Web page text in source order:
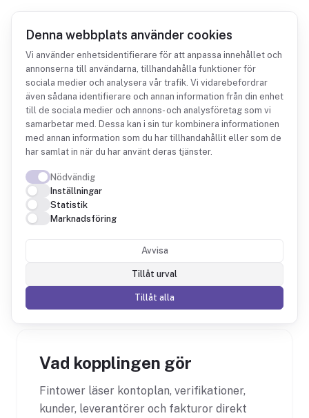
Denna webbplats använder cookies
Vi använder enhetsidentifierare för att anpassa innehållet och
annonserna till användarna, tillhandahålla funktioner för
sociala medier och analysera vår trafik. Vi vidarebefordrar
även sådana identifierare och annan information från din enhet
till de sociala medier och annons- och analysföretag som vi
samarbetar med. Dessa kan i sin tur kombinera informationen
med annan information som du har tillhandahållit eller som de
har samlat in när du har använt deras tjänster.
Nödvändig
Inställningar
Statistik
Marknadsföring
Avvisa
Tillåt urval
Tillåt alla
Integrationer Björn Lundén
Björn Lundén +
Fintower
Din bokföring i Björn Lundén som frågbar data,
med rapporter som alltid visar färska siffror.
Vad kopplingen gör
Fintower läser kontoplan, verifikationer,
kunder, leverantörer och fakturor direkt